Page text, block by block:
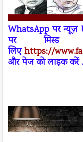
WhatsApp पर न्यूज़
पर
लिए https://
और पेज को लाइक करें .